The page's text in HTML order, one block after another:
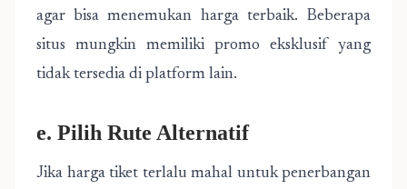
agar bisa menemukan harga terbaik. Beberapa
situs mungkin memiliki promo eksklusif yang
tidak tersedia di platform lain.
e. Pilih Rute Alternatif
Jika harga tiket terlalu mahal untuk penerbangan